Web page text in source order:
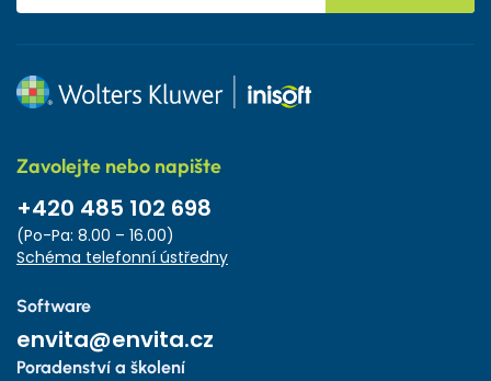
Zavolejte nebo napište
+420 485 102 698
(Po-Pa: 8.00 – 16.00)
Schéma telefonní ústředny
Software
envita@envita.cz
Poradenství a školení